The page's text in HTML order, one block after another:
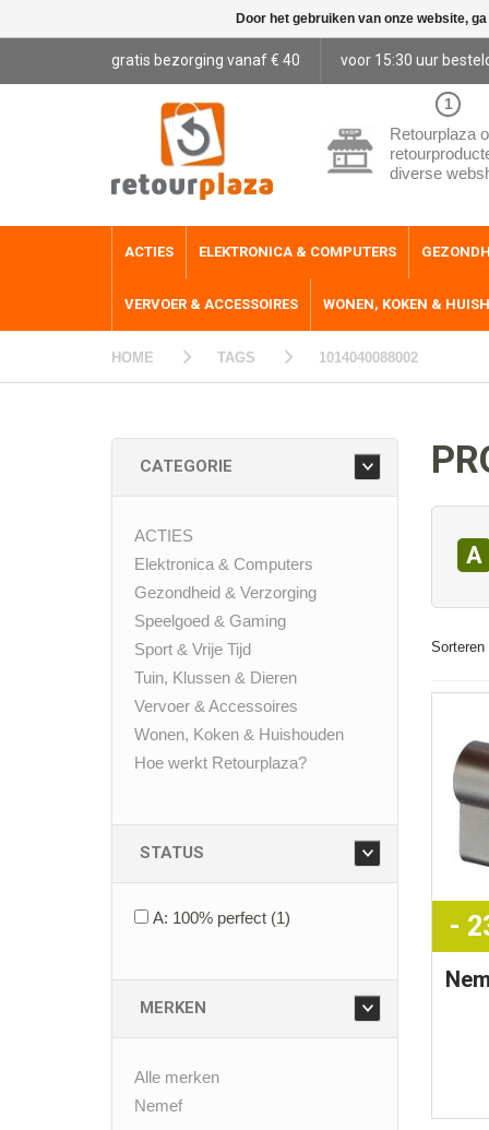
gratis bezorging vanaf € 40 voor 15:30 uur
1
Retourplaza
diverse
ACTIES ELEKTRONICA & COMPUTERS
VERVOER & ACCESSOIRES WONEN, KOKEN &
HOME TAGS 1014040088002
CATEGORIE
ACTIES
Elektronica & Computers
Gezondheid & Verzorging
Speelgoed & Gaming
Sport & Vrije Tijd
Tuin, Klussen & Dieren
Vervoer & Accessoires
Wonen, Koken & Huishouden
Hoe werkt Retourplaza?
STATUS
A: 100% perfect (1)
MERKEN
Alle merken
Nemef
A
Sorteren
-
Door het gebruiken van onze website,